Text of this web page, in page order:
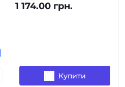
1 174.00 грн.
Купити